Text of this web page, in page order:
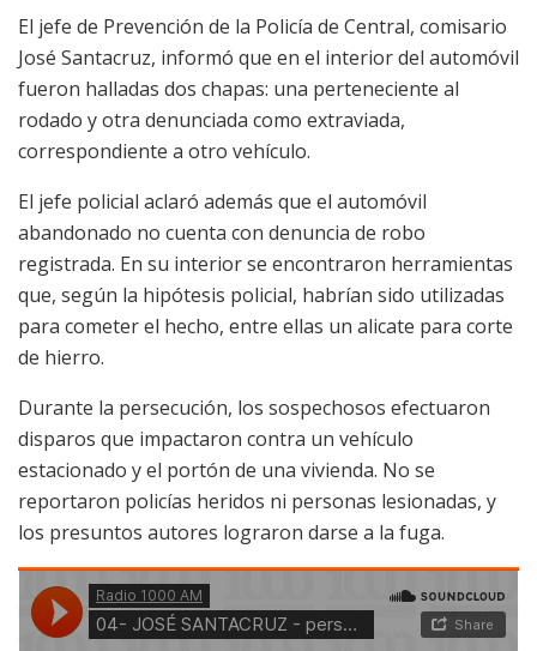
El jefe de Prevención de la Policía de Central, comisario
José Santacruz, informó que en el interior del automóvil
fueron halladas dos chapas: una perteneciente al
rodado y otra denunciada como extraviada,
correspondiente a otro vehículo.
El jefe policial aclaró además que el automóvil
abandonado no cuenta con denuncia de robo
registrada. En su interior se encontraron herramientas
que, según la hipótesis policial, habrían sido utilizadas
para cometer el hecho, entre ellas un alicate para corte
de hierro.
Durante la persecución, los sospechosos efectuaron
disparos que impactaron contra un vehículo
estacionado y el portón de una vivienda. No se
reportaron policías heridos ni personas lesionadas, y
los presuntos autores lograron darse a la fuga.